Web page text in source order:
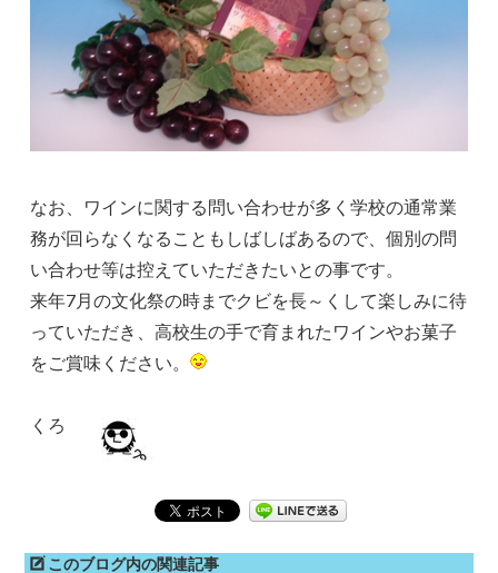
なお、ワインに関する問い合わせが多く学校の通常業
務が回らなくなることもしばしばあるので、個別の問
い合わせ等は控えていただきたいとの事です。
来年7月の文化祭の時までクビを長～くして楽しみに待
っていただき、高校生の手で育まれたワインやお菓子
をご賞味ください。
くろ
このブログ内の関連記事